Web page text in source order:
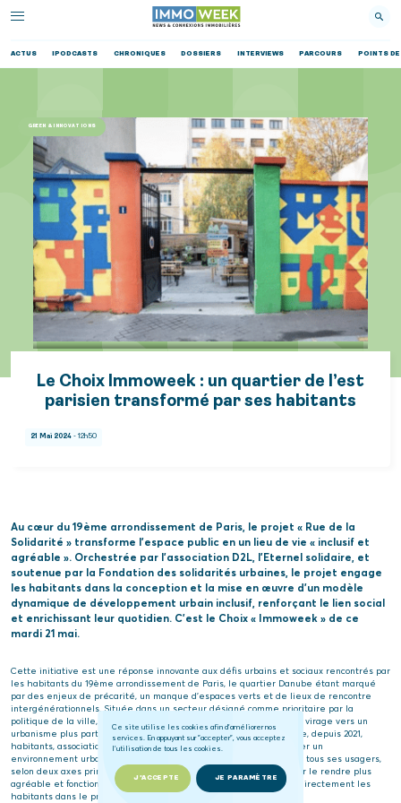
ACTUS IPODCASTS CHRONIQUES DOSSIERS INTERVIEWS PARCOURS POINTS DE
Ce site utilise les cookies afin d'améliorer nos
services. En appuyant sur "accepter", vous acceptez
l'utilisation de tous les cookies.
J'ACCEPTE JE PARAMÈTRE
GREEN & INNOVATIONS
Le Choix Immoweek : un quartier de l’est
parisien transformé par ses habitants
21 Mai 2024 - 12h50
Au cœur du 19ème arrondissement de Paris, le projet « Rue de la
Solidarité » transforme l’espace public en un lieu de vie « inclusif et
agréable ». Orchestrée par l’association D2L, l’Eternel solidaire, et
soutenue par la Fondation des solidarités urbaines, le projet engage
les habitants dans la conception et la mise en œuvre d’un modèle
dynamique de développement urbain inclusif, renforçant le lien social
et enrichissant leur quotidien. C’est le Choix « Immoweek » de ce
mardi 21 mai.
Cette initiative est une réponse innovante aux défis urbains et sociaux rencontrés par
les habitants du 19ème arrondissement de Paris, le quartier Danube étant marqué
par des enjeux de précarité, un manque d’espaces verts et de lieux de rencontre
intergénérationnels. Située dans un secteur désigné comme prioritaire par la
politique de la ville, la rue de la Solidarité symbolise désormais un virage vers un
urbanisme plus participatif et solidaire. L’association D2L rassemble, depuis 2021,
habitants, associations, bailleurs sociaux et institutions afin de créer un
environnement urbain qui reflète les besoins et les aspirations de tous ses usagers,
selon deux axes principaux : améliorer physiquement l’espace pour le rendre plus
agréable et fonctionnel, et renforcer le tissu social en impliquant directement les
habitants dans le processus de transformation.